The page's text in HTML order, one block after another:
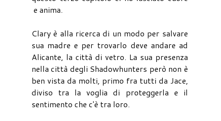
e anima.
Clary è alla ricerca di un modo per salvare
sua madre e per trovarlo deve andare ad
Alicante, la città di vetro. La sua presenza
nella città degli Shadowhunters però non è
ben vista da molti, primo fra tutti da Jace,
diviso tra la voglia di proteggerla e il
sentimento che c'è tra loro.